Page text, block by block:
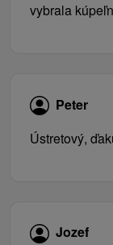
vybrala
Peter
Ústretový,
Jozef